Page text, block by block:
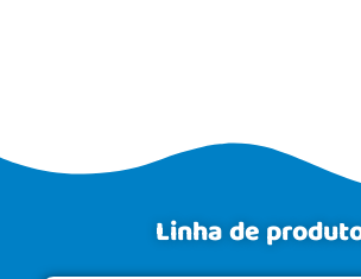
Linha de